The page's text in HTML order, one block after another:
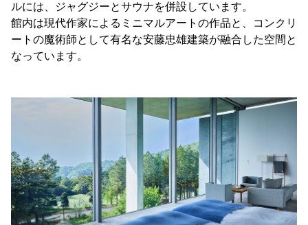
ルには、ジャグジーとサウナを併設しています。
館内は現代作家によるミニマルアートの作品と、コンクリ
ートの魔術師として有名な安藤忠雄建築が融合した空間と
なっています。